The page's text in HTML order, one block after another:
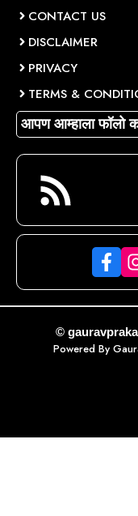
CONTACT US
DISCLAIMER
PRIVACY
TERMS &
आपण आम्हाला फॉलो
©
Powered By